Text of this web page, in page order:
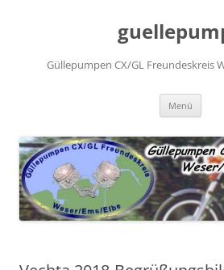
Güllepumpen CX/GL Freundeskreis
Menü